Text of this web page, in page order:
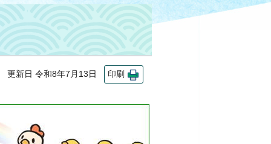
新日 令和8年7月13日 印刷